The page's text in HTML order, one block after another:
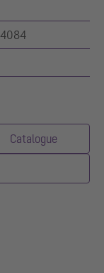
Catalogue